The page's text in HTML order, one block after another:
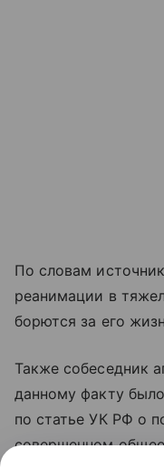
По словам
реанимации в
борются за его
Также собеседник
данному факту
по статье УК РФ о
совершенном